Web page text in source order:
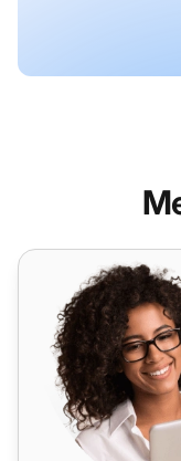
Zapier